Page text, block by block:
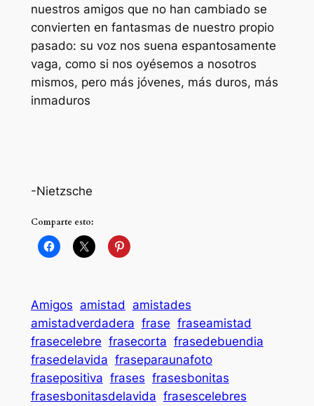
nuestros amigos que no han cambiado se
convierten en fantasmas de nuestro propio
pasado: su voz nos suena espantosamente
vaga, como si nos oyésemos a nosotros
mismos, pero más jóvenes, más duros, más
inmaduros
-Nietzsche
Comparte esto:
Amigos amistad
amistades
amistadverdadera frase fraseamistad
frasecelebre frasecorta frasedebuendia
frasedelavida fraseparaunafoto
frasepositiva frases frasesbonitas
frasesbonitasdelavida frasescelebres